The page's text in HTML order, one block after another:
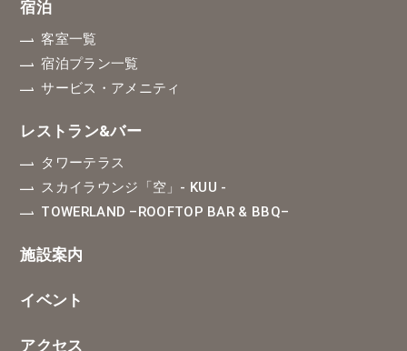
宿泊
客室一覧
宿泊プラン一覧
サービス・アメニティ
レストラン&バー
タワーテラス
スカイラウンジ「空」 - KUU -
TOWERLAND –ROOFTOP BAR & BBQ–
施設案内
イベント
アクセス